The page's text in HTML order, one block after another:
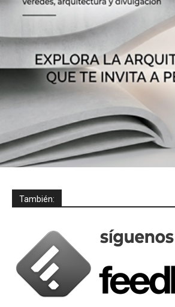
También: